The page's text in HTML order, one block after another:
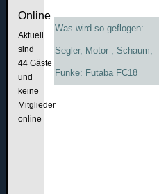
Was wird so geflogen:
Segler, Motor , Schaum,
Funke: Futaba FC18
Online
Aktuell
sind
44 Gäste
und
keine
Mitglieder
online